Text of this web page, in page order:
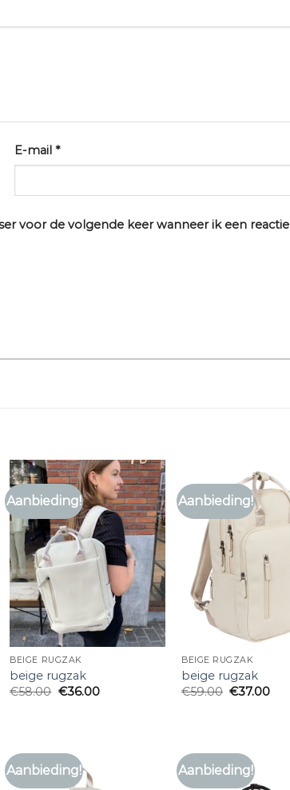
E-mail *
voor de volgende keer wanneer ik een reactie
Aanbieding!
BEIGE RUGZAK
beige rugzak
€58.00 €36.00
Aanbieding!
BEIGE RUGZAK
beige rugzak
€59.00 €37.00
Aanbieding! Aanbieding!